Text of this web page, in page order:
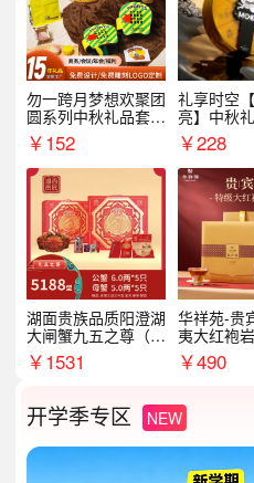
勿一跨月梦想欢聚团
圆系列中秋礼品套装
企业送客户商务伴手
礼
￥152
礼享时空
亮】中秋
￥228
湖面贵族品质阳澄湖
大闸蟹九五之尊（卡
券）5188型
￥1531
华祥苑-贵
夷大红袍
礼盒中秋
00g
￥490
开学季专区 NEW